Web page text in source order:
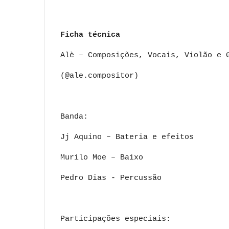
Ficha técnica
Alè – Composições, Vocais, Violão e
(@ale.compositor)
Banda:
Jj Aquino – Bateria e efeitos
Murilo Moe – Baixo
Pedro Dias - Percussão
Participações especiais: